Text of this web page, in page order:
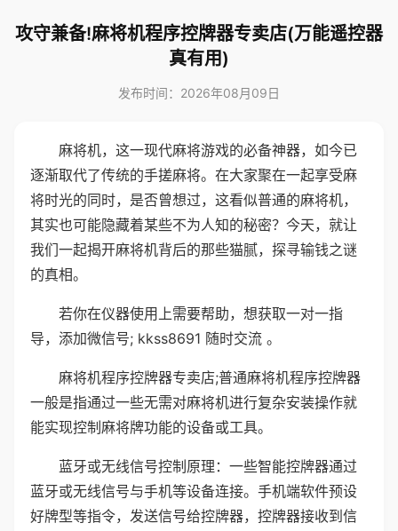
攻守兼备!麻将机程序控牌器专卖店(万能遥控器
真有用)
发布时间：2026年08月09日
麻将机，这一现代麻将游戏的必备神器，如今已
逐渐取代了传统的手搓麻将。在大家聚在一起享受麻
将时光的同时，是否曾想过，这看似普通的麻将机，
其实也可能隐藏着某些不为人知的秘密？今天，就让
我们一起揭开麻将机背后的那些猫腻，探寻输钱之谜
的真相。
若你在仪器使用上需要帮助，想获取一对一指
导，添加微信号; kkss8691 随时交流 。
麻将机程序控牌器专卖店;普通麻将机程序控牌器
一般是指通过一些无需对麻将机进行复杂安装操作就
能实现控制麻将牌功能的设备或工具。
蓝牙或无线信号控制原理：一些智能控牌器通过
蓝牙或无线信号与手机等设备连接。手机端软件预设
好牌型等指令，发送信号给控牌器，控牌器接收到信